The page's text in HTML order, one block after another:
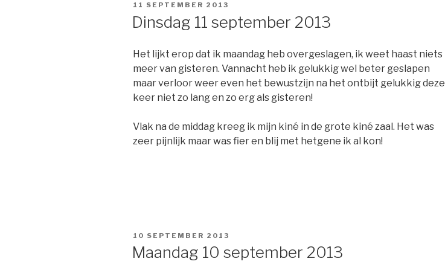
GEPLAATST
OP
11 SEPTEMBER 2013
Dinsdag 11 september 2013
Het lijkt erop dat ik maandag heb overgeslagen, ik weet haast niets
meer van gisteren. Vannacht heb ik gelukkig wel beter geslapen
maar verloor weer even het bewustzijn na het ontbijt gelukkig deze
keer niet zo lang en zo erg als gisteren!
Vlak na de middag kreeg ik mijn kiné in de grote kiné zaal. Het was
zeer pijnlijk maar was fier en blij met hetgene ik al kon!
GEPLAATST
OP
10 SEPTEMBER 2013
Maandag 10 september 2013